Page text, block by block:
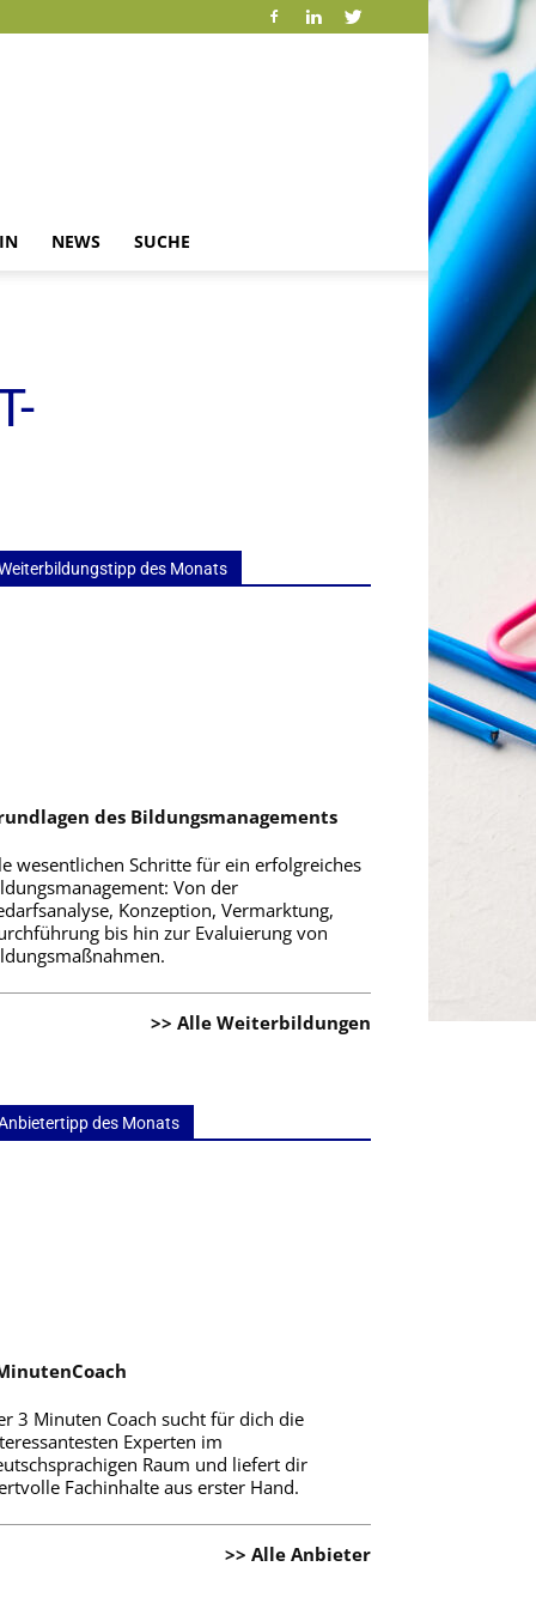
NEWS SUCHE
des Monats
des Bildungsmanagements
wesentlichen Schritte für ein erfolgreiches
Von der
Konzeption, Vermarktung,
bis hin zur Evaluierung von
>> Alle Weiterbildungen
des Monats
3 Minuten Coach sucht für dich die
Experten im
Raum und liefert dir
Fachinhalte aus erster Hand.
>> Alle Anbieter